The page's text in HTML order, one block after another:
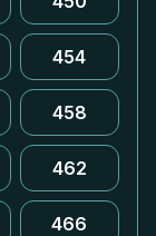
454
458
462
466